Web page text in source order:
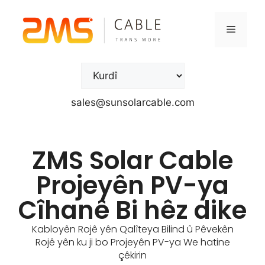
sales@sunsolarcable.com
ZMS Solar Cable
Projeyên PV-ya
Cîhanê Bi hêz dike
Kabloyên Rojê yên Qalîteya Bilind û Pêvekên
Rojê yên ku ji bo Projeyên PV-ya We hatine
çêkirin